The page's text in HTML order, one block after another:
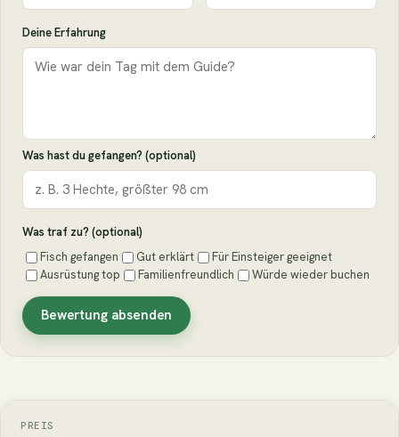
Deine Erfahrung
Was hast du gefangen? (optional)
Was traf zu? (optional)
Fisch gefangen
Gut erklärt
Für Einsteiger geeignet
Ausrüstung top
Familienfreundlich Würde wieder buchen
Bewertung absenden
PREIS